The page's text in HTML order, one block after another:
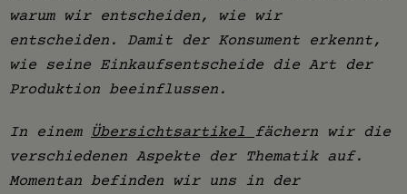
warum wir entscheiden, wie wir
entscheiden. Damit der Konsument erkennt,
wie seine Einkaufsentscheide die Art der
Produktion beeinflussen.
In einem Übersichtsartikel
fächern wir die
verschiedenen Aspekte der Thematik auf.
Momentan befinden wir uns in der